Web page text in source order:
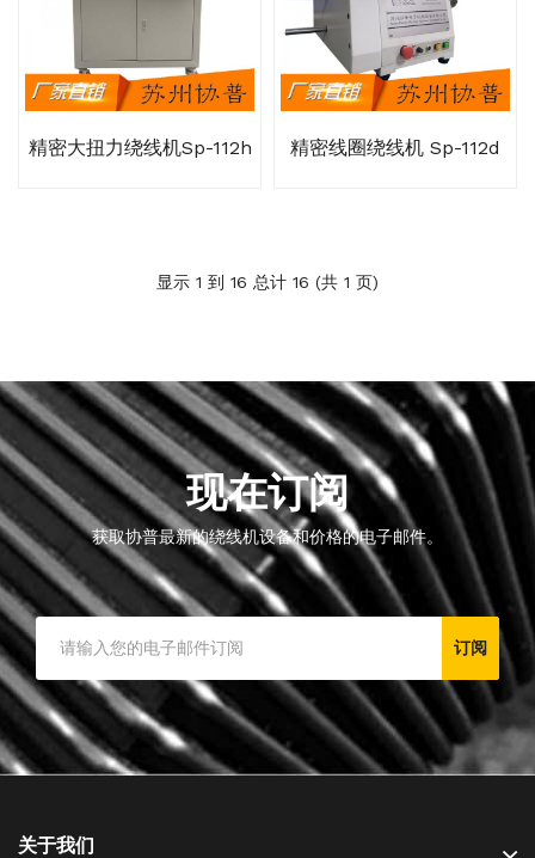
精密大扭力绕线机sp-112h 精密线圈绕线机 Sp-112d
显示 1 到 16 总计 16 (共 1 页)
现在订阅
获取协普最新的绕线机设备和价格的电子邮件。
订阅
关于我们